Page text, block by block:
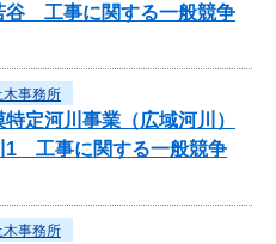
谷 工事に関する一般競争
木事務所
定河川事業（広域河川）
1 工事に関する一般競争
木事務所